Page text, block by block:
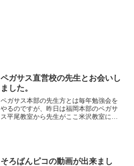
ペガサス直営校の先生とお会いし
ました。
ペガサス本部の先生方とは毎年勉強会を
やるのですが、昨日は福岡本部のペガサ
ス平尾教室から先生がここ米沢教室にお
そろばんピコの動画が出来まし